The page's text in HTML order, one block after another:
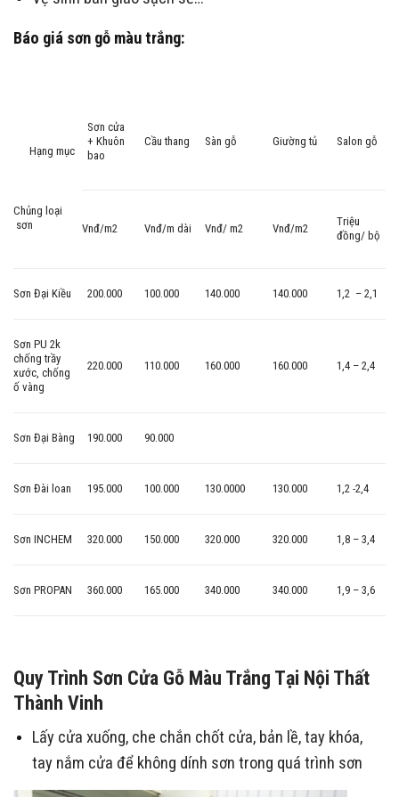
Báo giá sơn gỗ màu trắng:
Hạng mục
Chủng loại
sơn
Sơn cửa
+ Khuôn
bao
Cầu thang Sàn gỗ Giường tủ Salon gỗ
Vnđ/m2 Vnđ/m dài Vnđ/ m2 Vnđ/m2
Triệu
đồng/ bộ
Sơn Đại Kiều 200.000 100.000 140.000 140.000 1,2 – 2,1
Sơn PU 2k
chống trầy
xước, chống
ố vàng
220.000 110.000 160.000 160.000 1,4 – 2,4
Sơn Đại Bàng 190.000 90.000
Sơn Đài loan 195.000 100.000 130.0000 130.000 1,2 -2,4
Sơn INCHEM 320.000 150.000 320.000 320.000 1,8 – 3,4
Sơn PROPAN 360.000 165.000 340.000 340.000 1,9 – 3,6
Quy Trình Sơn Cửa Gỗ Màu Trắng Tại Nội Thất
Thành Vinh
Lấy cửa xuống, che chắn chốt cửa, bản lề, tay khóa,
tay nắm cửa để không dính sơn trong quá trình sơn